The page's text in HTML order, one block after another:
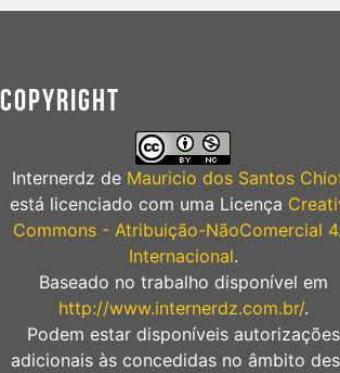
COPYRIGHT
Internerdz de Mauricio dos Santos
está licenciado com uma Licença
Commons - Atribuição-NãoComercial
Internacional.
Baseado no trabalho disponível em
http://www.internerdz.com.br/.
Podem estar disponíveis autorizações
adicionais às concedidas no âmbito